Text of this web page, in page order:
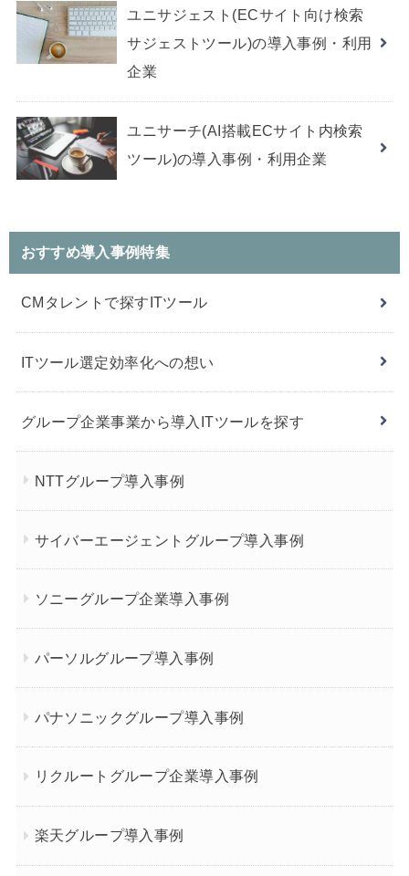
ユニサジェスト(ECサイト向け検索
サジェストツール)の導入事例・利用
企業
ユニサーチ(AI搭載ECサイト内検索
ツール)の導入事例・利用企業
おすすめ導入事例特集
CMタレントで探すITツール
ITツール選定効率化への想い
グループ企業事業から導入ITツールを探す
NTTグループ導入事例
サイバーエージェントグループ導入事例
ソニーグループ企業導入事例
パーソルグループ導入事例
パナソニックグループ導入事例
リクルートグループ企業導入事例
楽天グループ導入事例